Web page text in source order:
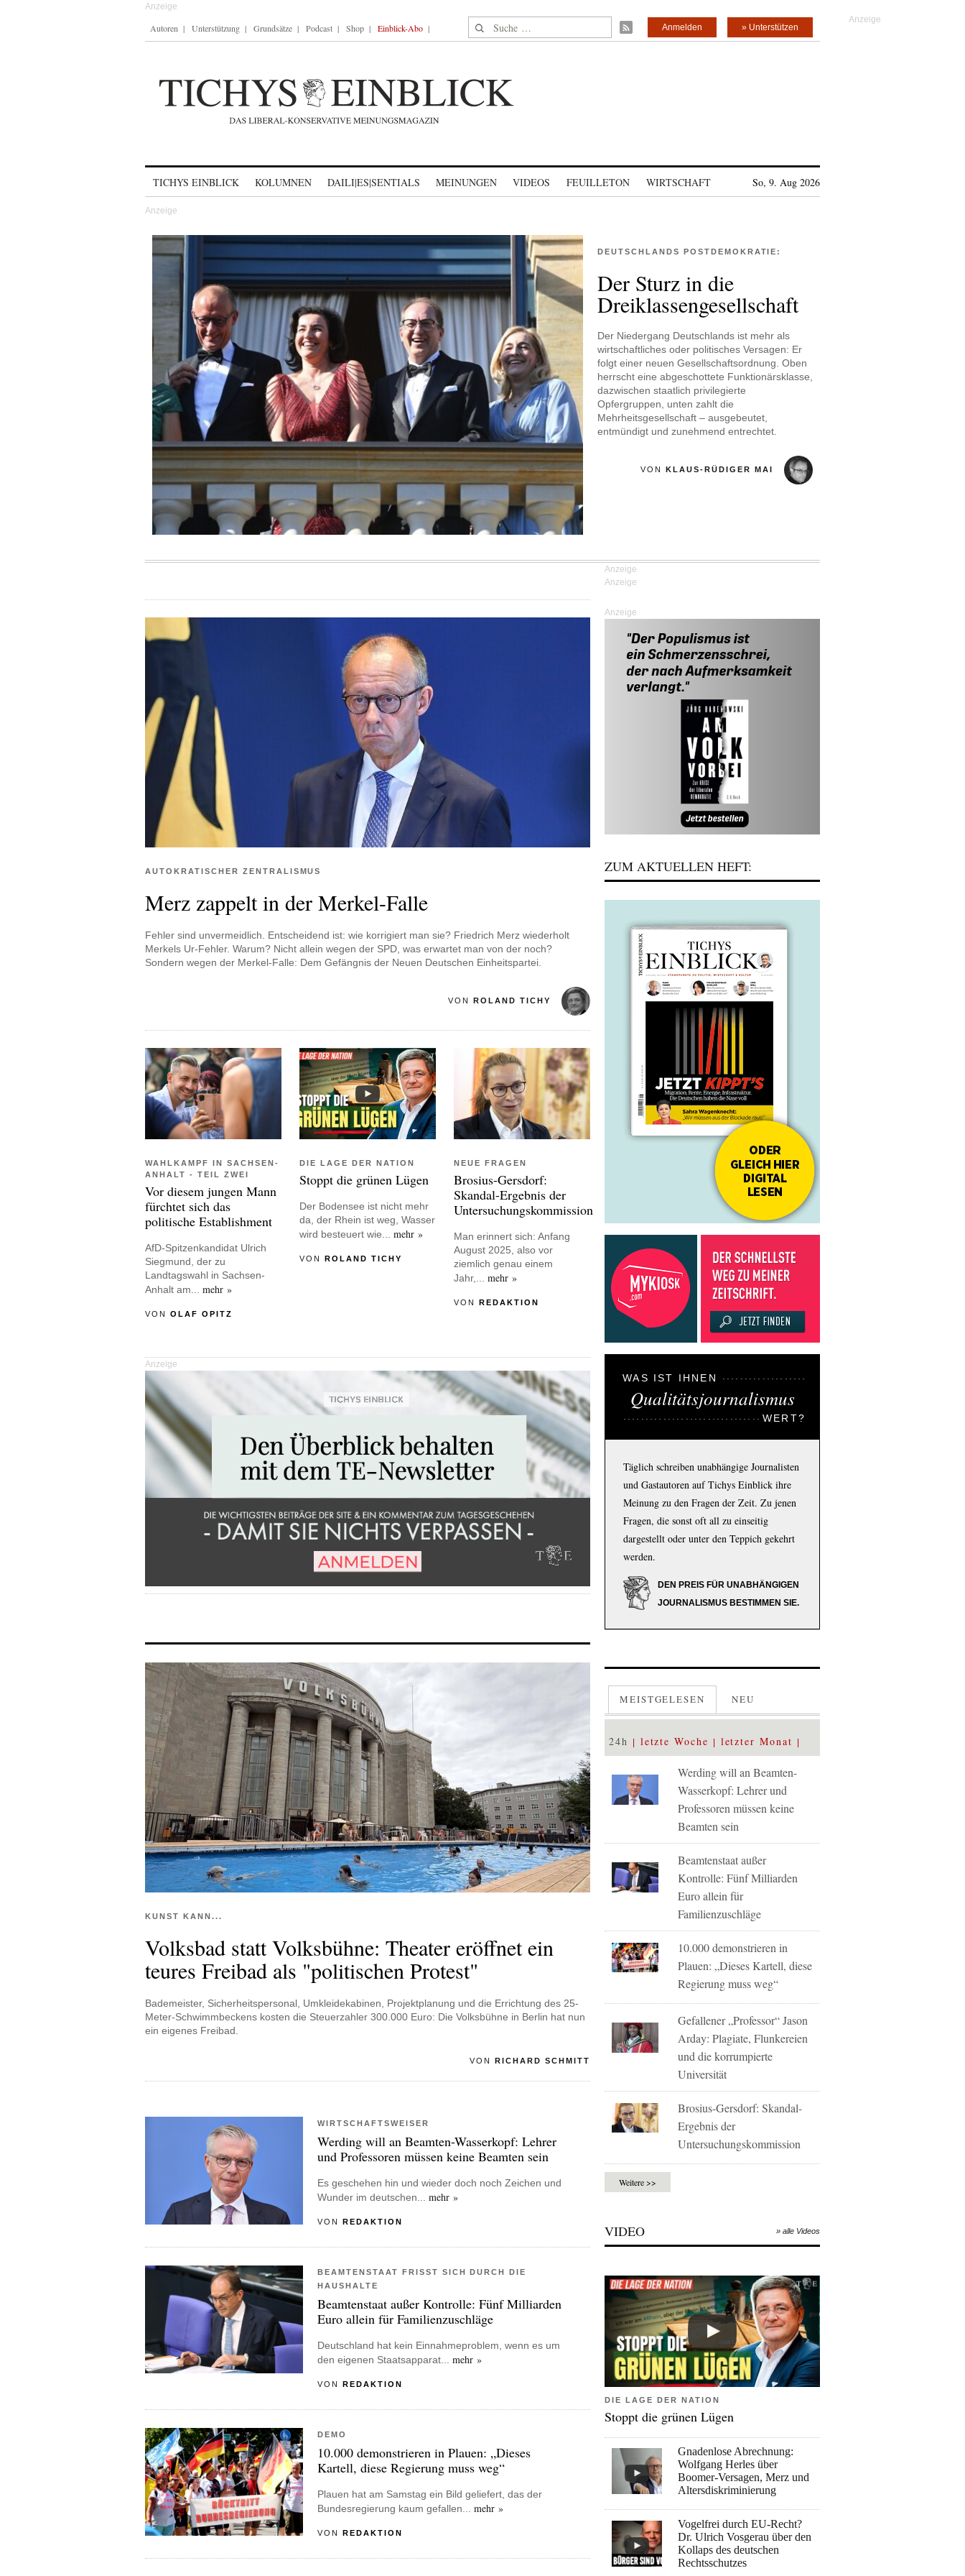
Autoren Unterstützung Grundsätze Podcast Shop Einblick-Abo Suche nach: » Unterstützen
Anmelden
TICHYS EINBLICK KOLUMNEN DAILI|ES|SENTIALS MEINUNGEN VIDEOS FEUILLETON WIRTSCHAFT So, 9. Aug 2026
DEUTSCHLANDS POSTDEMOKRATIE:
Der Sturz in die
Dreiklassengesellschaft
Der Niedergang Deutschlands ist mehr als
wirtschaftliches oder politisches Versagen: Er
folgt einer neuen Gesellschaftsordnung. Oben
herrscht eine abgeschottete Funktionärsklasse,
dazwischen staatlich privilegierte
Opfergruppen, unten zahlt die
Mehrheitsgesellschaft – ausgebeutet,
entmündigt und zunehmend entrechtet.
VONKLAUS-RÜDIGER MAI
AUTOKRATISCHER ZENTRALISMUS
Merz zappelt in der Merkel-Falle
Fehler sind unvermeidlich. Entscheidend ist: wie korrigiert man sie? Friedrich Merz wiederholt
Merkels Ur-Fehler. Warum? Nicht allein wegen der SPD, was erwartet man von der noch?
Sondern wegen der Merkel-Falle: Dem Gefängnis der Neuen Deutschen Einheitspartei.
VONROLAND TICHY
WAHLKAMPF IN SACHSEN-
ANHALT - TEIL ZWEI
Vor diesem jungen Mann
fürchtet sich das
politische Establishment
AfD-Spitzenkandidat Ulrich
Siegmund, der zu
Landtagswahl in Sachsen-
Anhalt am... mehr »
VON OLAF OPITZ
DIE LAGE DER NATION
Stoppt die grünen Lügen
Der Bodensee ist nicht mehr
da, der Rhein ist weg, Wasser
wird besteuert wie... mehr »
VON ROLAND TICHY
NEUE FRAGEN
Brosius-Gersdorf:
Skandal-Ergebnis der
Untersuchungskommission
Man erinnert sich: Anfang
August 2025, also vor
ziemlich genau einem
Jahr,... mehr »
VON REDAKTION
Anzeige
KUNST KANN...
Volksbad statt Volksbühne: Theater eröffnet ein
teures Freibad als "politischen Protest"
Bademeister, Sicherheitspersonal, Umkleidekabinen, Projektplanung und die Errichtung des 25-
Meter-Schwimmbeckens kosten die Steuerzahler 300.000 Euro: Die Volksbühne in Berlin hat nun
ein eigenes Freibad.
VONRICHARD SCHMITT
WIRTSCHAFTSWEISER
Werding will an Beamten-Wasserkopf: Lehrer
und Professoren müssen keine Beamten sein
Es geschehen hin und wieder doch noch Zeichen und
Wunder im deutschen... mehr »
VON REDAKTION
BEAMTENSTAAT FRISST SICH DURCH DIE
HAUSHALTE
Beamtenstaat außer Kontrolle: Fünf Milliarden
Euro allein für Familienzuschläge
Deutschland hat kein Einnahmeproblem, wenn es um
den eigenen Staatsapparat... mehr »
VON REDAKTION
DEMO
10.000 demonstrieren in Plauen: „Dieses
Kartell, diese Regierung muss weg“
Plauen hat am Samstag ein Bild geliefert, das der
Bundesregierung kaum gefallen... mehr »
VON REDAKTION
Anzeige
ZUM AKTUELLEN HEFT:
WAS IST IHNEN
Qualitätsjournalismus
WERT?
Täglich schreiben unabhängige Journalisten
und Gastautoren auf Tichys Einblick ihre
Meinung zu den Fragen der Zeit. Zu jenen
Fragen, die sonst oft all zu einseitig
dargestellt oder unter den Teppich gekehrt
werden.
DEN PREIS FÜR UNABHÄNGIGEN
JOURNALISMUS BESTIMMEN SIE.
MEISTGELESEN NEU
24h letzte Woche letzter Monat
Werding will an Beamten-
Wasserkopf: Lehrer und
Professoren müssen keine
Beamten sein
Beamtenstaat außer
Kontrolle: Fünf Milliarden
Euro allein für
Familienzuschläge
10.000 demonstrieren in
Plauen: „Dieses Kartell, diese
Regierung muss weg“
Gefallener „Professor“ Jason
Arday: Plagiate, Flunkereien
und die korrumpierte
Universität
Brosius-Gersdorf: Skandal-
Ergebnis der
Untersuchungskommission
Weitere >>
VIDEO » alle Videos
DIE LAGE DER NATION
Stoppt die grünen Lügen
Gnadenlose Abrechnung:
Wolfgang Herles über
Boomer-Versagen, Merz und
Altersdiskriminierung
Vogelfrei durch EU-Recht?
Dr. Ulrich Vosgerau über den
Kollaps des deutschen
Rechtsschutzes